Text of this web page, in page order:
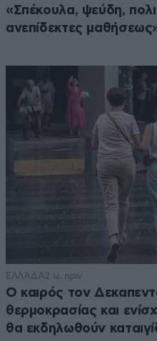
«Σπέκουλα, ψεύδη,
ανεπίδεκτες
ΕΛΛΑΔΑ2 ω. πριν
Ο καιρός τον
θερμοκρασίας και
θα εκδηλωθούν